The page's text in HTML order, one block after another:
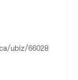
ubiz/66028